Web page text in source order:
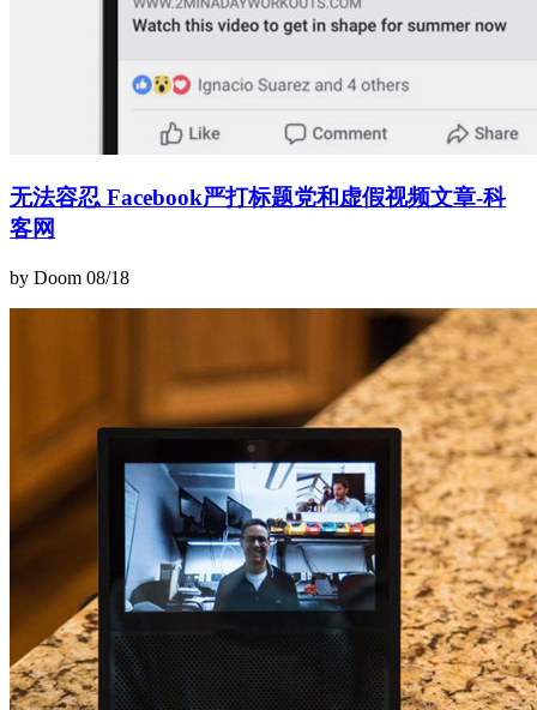
无法容忍 Facebook严打标题党和虚假视频文章-科
客网
by Doom 08/18